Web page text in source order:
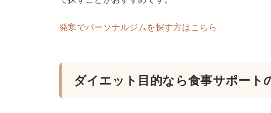
発寒でパーソナルジムを探す方はこちら
ダイエット目的なら食事サポート